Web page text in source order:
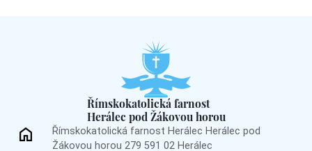
Římskokatolická farnost
Herálec pod Žákovou horou
Římskokatolická farnost Herálec Herálec pod
Žákovou horou 279 591 02 Herálec